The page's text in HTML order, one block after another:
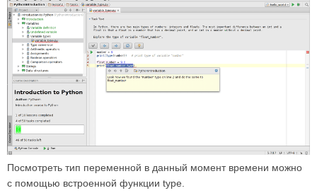
Посмотреть тип переменной в данный момент времени можно
с помощью встроенной функции type.